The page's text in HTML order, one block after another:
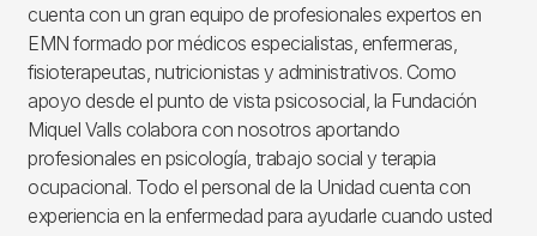
cuenta con un gran equipo de profesionales expertos en
EMN formado por médicos especialistas, enfermeras,
fisioterapeutas, nutricionistas y administrativos. Como
apoyo desde el punto de vista psicosocial, la Fundación
Miquel Valls colabora con nosotros aportando
profesionales en psicología, trabajo social y terapia
ocupacional. Todo el personal de la Unidad cuenta con
experiencia en la enfermedad para ayudarle cuando usted